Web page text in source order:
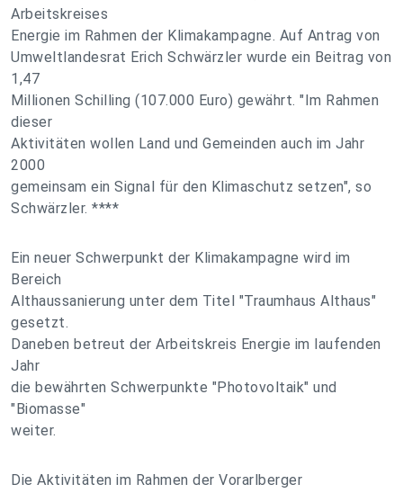
Arbeitskreises
Energie im Rahmen der Klimakampagne. Auf Antrag von
Umweltlandesrat Erich Schwärzler wurde ein Beitrag von
1,47
Millionen Schilling (107.000 Euro) gewährt. "Im Rahmen
dieser
Aktivitäten wollen Land und Gemeinden auch im Jahr
2000
gemeinsam ein Signal für den Klimaschutz setzen", so
Schwärzler. ****
Ein neuer Schwerpunkt der Klimakampagne wird im
Bereich
Althaussanierung unter dem Titel "Traumhaus Althaus"
gesetzt.
Daneben betreut der Arbeitskreis Energie im laufenden
Jahr
die bewährten Schwerpunkte "Photovoltaik" und
"Biomasse"
weiter.
Die Aktivitäten im Rahmen der Vorarlberger